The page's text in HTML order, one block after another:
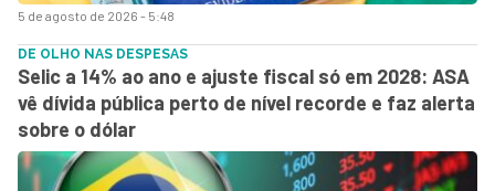
5 de agosto de 2026 - 5:48
DE OLHO NAS DESPESAS
Selic a 14% ao ano e ajuste fiscal só em 2028: ASA
vê dívida pública perto de nível recorde e faz alerta
sobre o dólar